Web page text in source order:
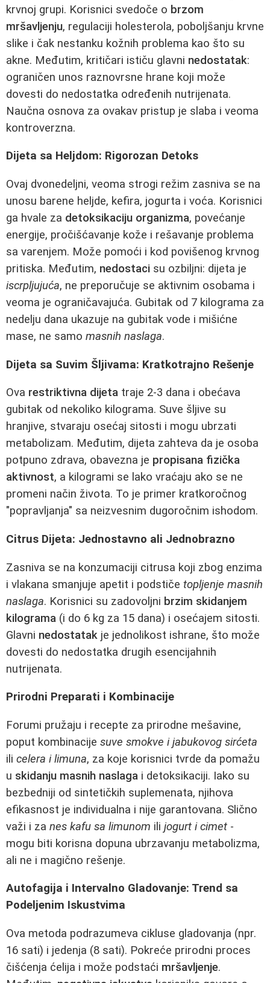
krvnoj grupi. Korisnici svedoče o brzom
mršavljenju, regulaciji holesterola, poboljšanju krvne
slike i čak nestanku kožnih problema kao što su
akne. Međutim, kritičari ističu glavni nedostatak:
ograničen unos raznovrsne hrane koji može
dovesti do nedostatka određenih nutrijenata.
Naučna osnova za ovakav pristup je slaba i veoma
kontroverzna.
Dijeta sa Heljdom: Rigorozan Detoks
Ovaj dvonedeljni, veoma strogi režim zasniva se na
unosu barene heljde, kefira, jogurta i voća. Korisnici
ga hvale za detoksikaciju organizma, povećanje
energije, pročišćavanje kože i rešavanje problema
sa varenjem. Može pomoći i kod povišenog krvnog
pritiska. Međutim, nedostaci su ozbiljni: dijeta je
iscrpljujuća, ne preporučuje se aktivnim osobama i
veoma je ograničavajuća. Gubitak od 7 kilograma za
nedelju dana ukazuje na gubitak vode i mišićne
mase, ne samo masnih naslaga.
Dijeta sa Suvim Šljivama: Kratkotrajno Rešenje
Ova restriktivna dijeta traje 2-3 dana i obećava
gubitak od nekoliko kilograma. Suve šljive su
hranjive, stvaraju osećaj sitosti i mogu ubrzati
metabolizam. Međutim, dijeta zahteva da je osoba
potpuno zdrava, obavezna je propisana fizička
aktivnost, a kilogrami se lako vraćaju ako se ne
promeni način života. To je primer kratkoročnog
"popravljanja" sa neizvesnim dugoročnim ishodom.
Citrus Dijeta: Jednostavno ali Jednobrazno
Zasniva se na konzumaciji citrusa koji zbog enzima
i vlakana smanjuje apetit i podstiče topljenje masnih
naslaga. Korisnici su zadovoljni brzim skidanjem
kilograma (i do 6 kg za 15 dana) i osećajem sitosti.
Glavni nedostatak je jednolikost ishrane, što može
dovesti do nedostatka drugih esencijahnih
nutrijenata.
Prirodni Preparati i Kombinacije
Forumi pružaju i recepte za prirodne mešavine,
poput kombinacije suve smokve i jabukovog sirćeta
ili celera i limuna, za koje korisnici tvrde da pomažu
u skidanju masnih naslaga i detoksikaciji. Iako su
bezbedniji od sintetičkih suplemenata, njihova
efikasnost je individualna i nije garantovana. Slično
važi i za nes kafu sa limunom ili jogurt i cimet -
mogu biti korisna dopuna ubrzavanju metabolizma,
ali ne i magično rešenje.
Autofagija i Intervalno Gladovanje: Trend sa
Podeljenim Iskustvima
Ova metoda podrazumeva cikluse gladovanja (npr.
16 sati) i jedenja (8 sati). Pokreće prirodni proces
čišćenja ćelija i može podstaći mršavljenje.